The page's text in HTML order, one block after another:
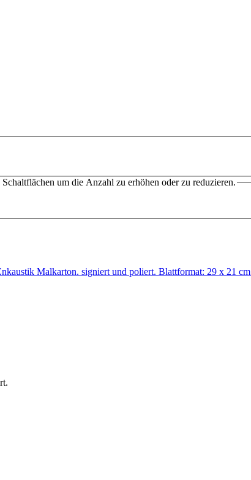
um die Anzahl zu erhöhen oder zu reduzieren.
Malkarton. signiert und poliert. Blattformat: 29 x 21 cm